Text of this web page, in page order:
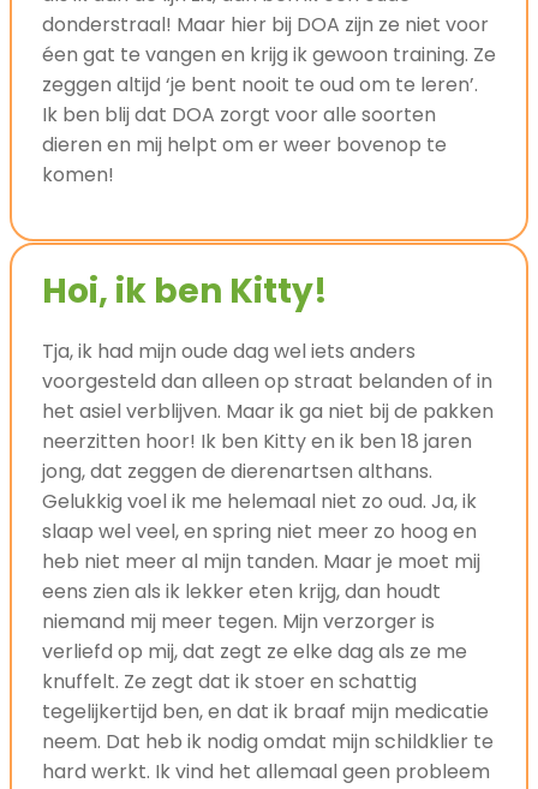
donderstraal! Maar hier bij DOA zijn ze niet voor
éen gat te vangen en krijg ik gewoon training. Ze
zeggen altijd ‘je bent nooit te oud om te leren’.
Ik ben blij dat DOA zorgt voor alle soorten
dieren en mij helpt om er weer bovenop te
komen!
Hoi, ik ben Kitty!
Tja, ik had mijn oude dag wel iets anders
voorgesteld dan alleen op straat belanden of in
het asiel verblijven. Maar ik ga niet bij de pakken
neerzitten hoor! Ik ben Kitty en ik ben 18 jaren
jong, dat zeggen de dierenartsen althans.
Gelukkig voel ik me helemaal niet zo oud. Ja, ik
slaap wel veel, en spring niet meer zo hoog en
heb niet meer al mijn tanden. Maar je moet mij
eens zien als ik lekker eten krijg, dan houdt
niemand mij meer tegen. Mijn verzorger is
verliefd op mij, dat zegt ze elke dag als ze me
knuffelt. Ze zegt dat ik stoer en schattig
tegelijkertijd ben, en dat ik braaf mijn medicatie
neem. Dat heb ik nodig omdat mijn schildklier te
hard werkt. Ik vind het allemaal geen probleem